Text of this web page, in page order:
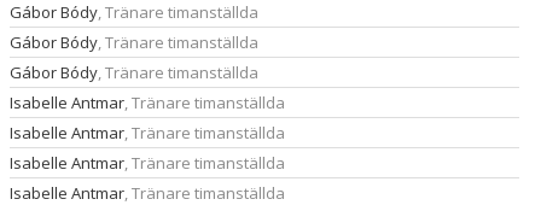
Gábor Bódy, Tränare timanställda
Gábor Bódy, Tränare timanställda
Gábor Bódy, Tränare timanställda
Isabelle Antmar, Tränare timanställda
Isabelle Antmar, Tränare timanställda
Isabelle Antmar, Tränare timanställda
Isabelle Antmar, Tränare timanställda